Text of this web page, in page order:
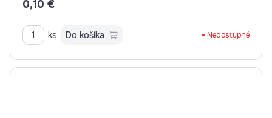
0,10 €
ks Do košíka Nedostupné